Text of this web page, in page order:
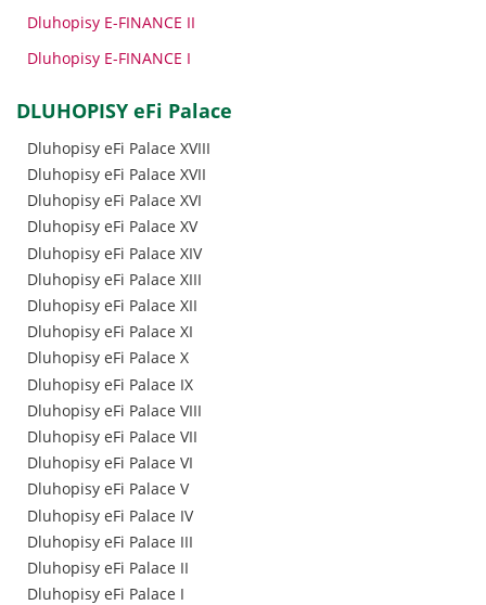
Dluhopisy E-FINANCE II
Dluhopisy E-FINANCE I
DLUHOPISY eFi Palace
Dluhopisy eFi Palace XVIII
Dluhopisy eFi Palace XVII
Dluhopisy eFi Palace XVI
Dluhopisy eFi Palace XV
Dluhopisy eFi Palace XIV
Dluhopisy eFi Palace XIII
Dluhopisy eFi Palace XII
Dluhopisy eFi Palace XI
Dluhopisy eFi Palace X
Dluhopisy eFi Palace IX
Dluhopisy eFi Palace VIII
Dluhopisy eFi Palace VII
Dluhopisy eFi Palace VI
Dluhopisy eFi Palace V
Dluhopisy eFi Palace IV
Dluhopisy eFi Palace III
Dluhopisy eFi Palace II
Dluhopisy eFi Palace I